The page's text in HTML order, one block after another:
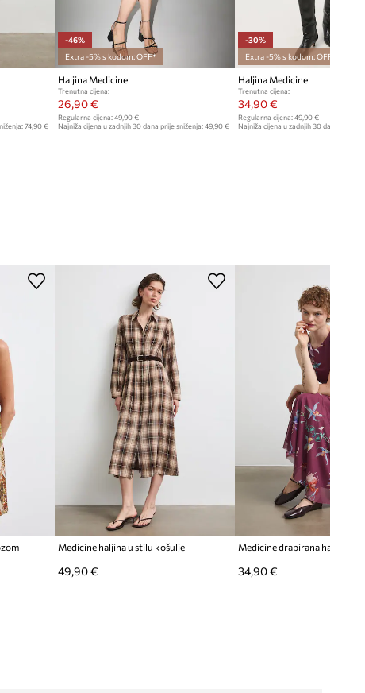
74,90 €
-46%
Extra -5% s kodom: OFF*
Haljina Medicine
Trenutna cijena:
26,90 €
Regularna cijena:49,90 €
Najniža cijena u zadnjih 30 dana prije sniženja:49,90 €
-30%
Extra -5% s kodom: OFF*
Haljina Medicine
Trenutna cijena:
34,90 €
Regularna cijena: 49,90 €
Najniža cijena u zadnjih 30 dana prije
Medicine haljina u stilu košulje
49,90 €
Medicine drapirana haljina
34,90 €